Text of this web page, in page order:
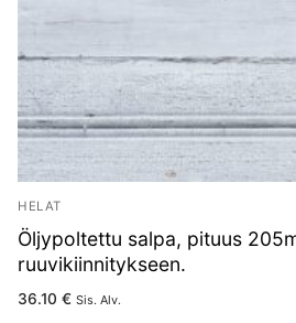
HELAT
Öljypoltettu salpa, pituus
ruuvikiinnitykseen.
36.10 € Sis. Alv.